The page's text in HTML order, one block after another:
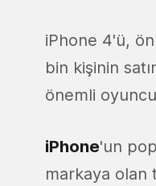
iPhone 4'ü, ön
bin kişinin
önemli
iPhone'un
markaya olan